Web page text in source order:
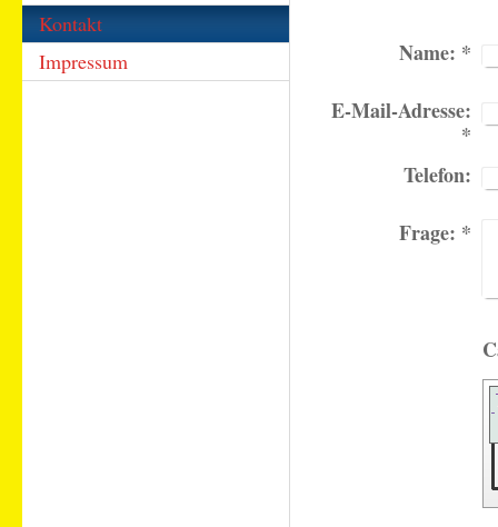
Kontakt
Impressum
Name: *
E-Mail-Adresse:
*
Telefon:
Frage: *